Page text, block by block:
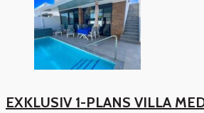
EXKLUSIV 1-PLANS VILLA